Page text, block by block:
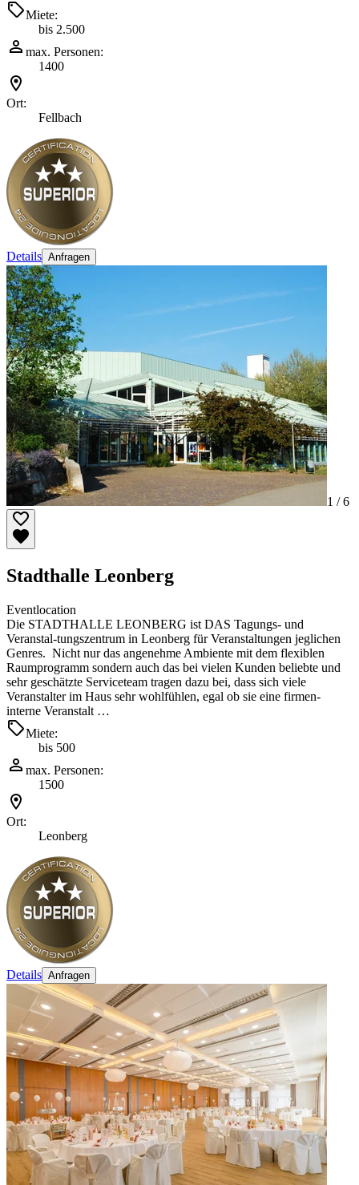
Miete:
bis 2.500
max. Personen:
1400
Ort:
Fellbach
Details Anfragen
1 /6
Stadthalle Leonberg
Eventlocation
Die STADTHALLE LEONBERG ist DAS Tagungs- und
Veranstal-tungszentrum in Leonberg für Veranstaltungen jeglichen
Genres. Nicht nur das angenehme Ambiente mit dem flexiblen
Raumprogramm sondern auch das bei vielen Kunden beliebte und
sehr geschätzte Serviceteam tragen dazu bei, dass sich viele
Veranstalter im Haus sehr wohlfühlen, egal ob sie eine firmen-
interne Veranstalt …
Miete:
bis 500
max. Personen:
1500
Ort:
Leonberg
Details Anfragen